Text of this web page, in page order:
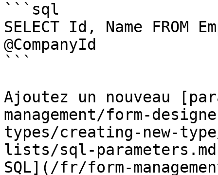
```sql
SELECT Id, Name FROM
@CompanyId
```
Ajoutez un nouveau
management/form-
types/creating-new-
lists/sql-
SQL](/fr/form-